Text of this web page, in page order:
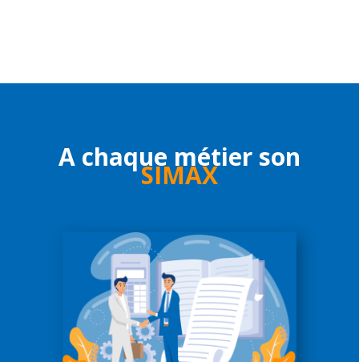
A chaque métier son
SIMAX